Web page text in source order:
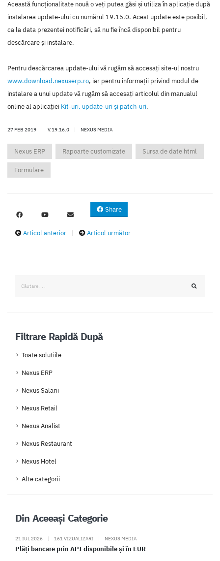
Această funcţionalitate nouă o veţi putea găsi şi utiliza în aplicaţie după
instalarea update-ului cu numărul 19.15.0. Acest update este posibil,
ca la data prezentei notificări, să nu fie încă disponibil pentru
descărcare şi instalare.
Pentru descărcarea update-ului vă rugăm să accesaţi site-ul nostru
www.download.nexuserp.ro, iar pentru informaţii privind modul de
instalare a unui update vă rugăm să accesaţi articolul din manualul
online al aplicaţiei Kit-uri, update-uri şi patch-uri.
27 FEB 2019 | V.19.16.0 | NEXUS MEDIA
Nexus ERP Rapoarte customizate Sursa de date html
Formulare
Share
Articol anterior | Articol următor
Filtrare Rapidă După
Toate solutiile
Nexus ERP
Nexus Salarii
Nexus Retail
Nexus Analist
Nexus Restaurant
Nexus Hotel
Alte categorii
Din Aceeași Categorie
21 IUL 2026 | 161 VIZUALIZARI | NEXUS MEDIA
Plăți bancare prin API disponibile și în EUR